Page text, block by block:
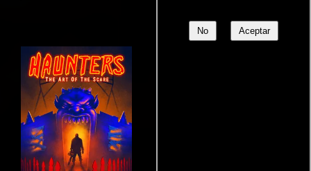
No Aceptar